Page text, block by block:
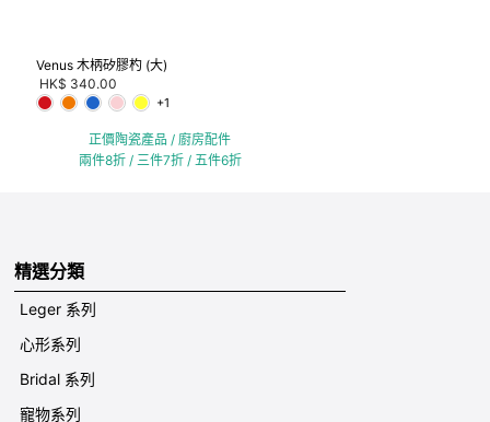
Venus 木柄矽膠杓 (大)
HK$ 340.00
+1
正價陶瓷產品 / 廚房配件
兩件8折 / 三件7折 / 五件6折
精選分類
Leger 系列
心形系列
Bridal 系列
寵物系列